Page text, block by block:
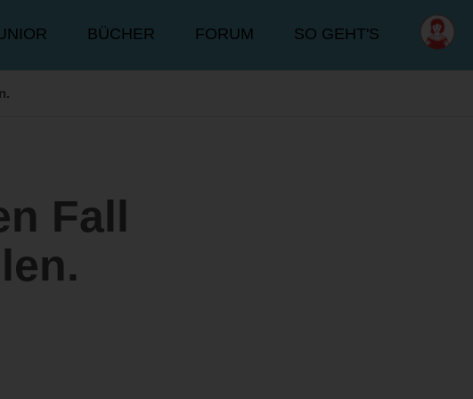
BÜCHER FORUM SO GEHT'S
Fall